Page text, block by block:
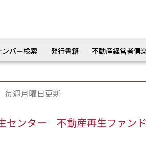
ンバー検索 発行書籍 不動産経営者倶
毎週月曜日更新
センター 不動産再生ファン